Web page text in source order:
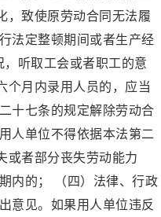
，致使原劳动合同无法履
法定整顿期间或者生产经
听取工会或者职工的意
个月内录用人员的，应当
十七条的规定解除劳动合
人单位不得依据本法第二
或者部分丧失劳动能力
内的； （四）法律、行政
意见。如果用人单位违反